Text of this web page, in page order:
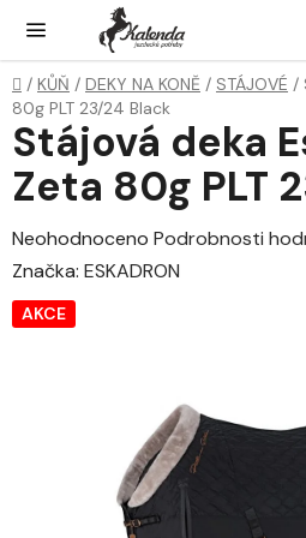
obsah
Domů
/ KŮŇ / DEKY NA KONĚ / STÁJOVÉ /
80g PLT 23/24 Black
Stájová deka
Zeta 80g PLT
Průměrné
hodnocení
produktu
je
Neohodnoceno Podrobnosti
Značka: ESKADRON
AKCE